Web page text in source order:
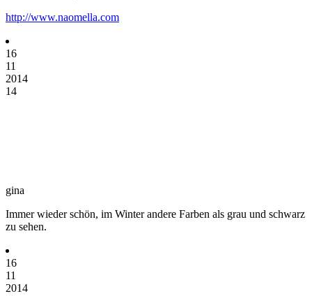
http://www.naomella.com
16
11
2014
14
gina
Immer wieder schön, im Winter andere Farben als grau und schwarz
zu sehen.
16
11
2014